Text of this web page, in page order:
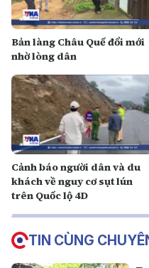
Bản làng Châu Quế đổi mới
nhờ lòng dân
Cảnh báo người dân và du
khách về nguy cơ sụt lún
trên Quốc lộ 4D
TIN CÙNG